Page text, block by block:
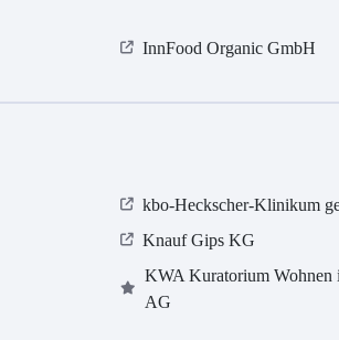
InnFood Organic GmbH
kbo-Heckscher-Klinikum
Knauf Gips KG
KWA Kuratorium Wohnen
AG